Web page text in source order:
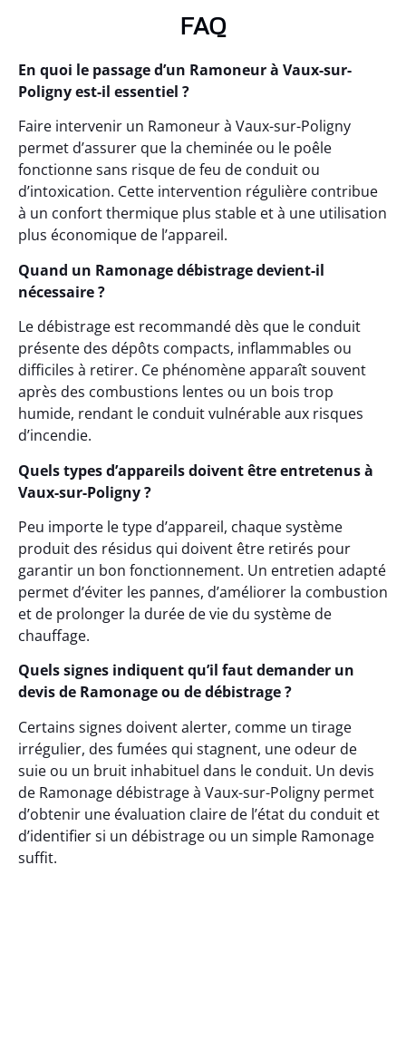
FAQ
En quoi le passage d’un Ramoneur à Vaux-sur-
Poligny est-il essentiel ?
Faire intervenir un Ramoneur à Vaux-sur-Poligny
permet d’assurer que la cheminée ou le poêle
fonctionne sans risque de feu de conduit ou
d’intoxication. Cette intervention régulière contribue
à un confort thermique plus stable et à une utilisation
plus économique de l’appareil.
Quand un Ramonage débistrage devient-il
nécessaire ?
Le débistrage est recommandé dès que le conduit
présente des dépôts compacts, inflammables ou
difficiles à retirer. Ce phénomène apparaît souvent
après des combustions lentes ou un bois trop
humide, rendant le conduit vulnérable aux risques
d’incendie.
Quels types d’appareils doivent être entretenus à
Vaux-sur-Poligny ?
Peu importe le type d’appareil, chaque système
produit des résidus qui doivent être retirés pour
garantir un bon fonctionnement. Un entretien adapté
permet d’éviter les pannes, d’améliorer la combustion
et de prolonger la durée de vie du système de
chauffage.
Quels signes indiquent qu’il faut demander un
devis de Ramonage ou de débistrage ?
Certains signes doivent alerter, comme un tirage
irrégulier, des fumées qui stagnent, une odeur de
suie ou un bruit inhabituel dans le conduit. Un devis
de Ramonage débistrage à Vaux-sur-Poligny permet
d’obtenir une évaluation claire de l’état du conduit et
d’identifier si un débistrage ou un simple Ramonage
suffit.